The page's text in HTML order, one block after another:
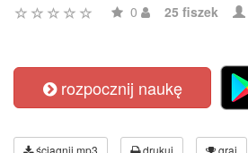
0 25 fiszek
rozpocznij naukę
ściągnij mp3 drukuj graj